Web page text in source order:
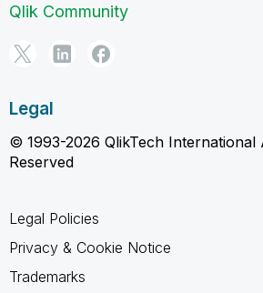
Qlik Community
Legal
© 1993-2026 QlikTech International
Reserved
Legal Policies
Privacy & Cookie Notice
Trademarks